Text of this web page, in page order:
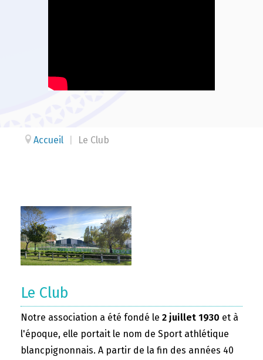
Accueil Le Club
Le Club
Notre association a été fondé le 2 juillet 1930 et à
l'époque, elle portait le nom de Sport athlétique
blancpignonnais. A partir de la fin des années 40